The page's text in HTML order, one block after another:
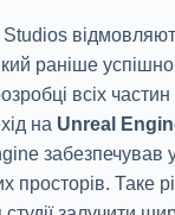
раніше успішно
всіх частин
на Unreal
забезпечував
просторів. Таке